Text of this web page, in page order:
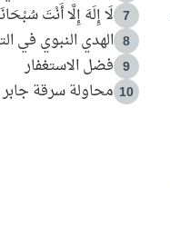
7 لَا إِلَهَ إِلَّا أَنْتَ
8 الهدي النبوي في
9 فضل الاستغفار
10 محاولة سرقة